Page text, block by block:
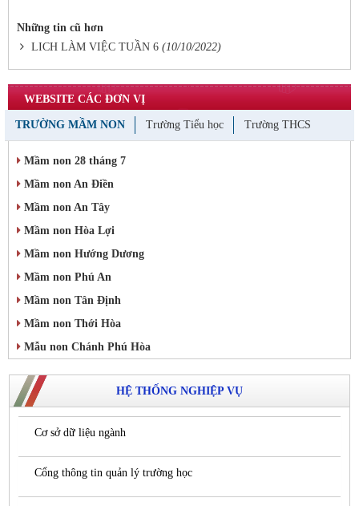
Những tin cũ hơn
LICH LÀM VIỆC TUẦN 6 (10/10/2022)
WEBSITE CÁC ĐƠN VỊ
TRƯỜNG MẦM NON Trường Tiểu học Trường THCS
Mầm non 28 tháng 7
Mầm non An Điền
Mầm non An Tây
Mầm non Hòa Lợi
Mầm non Hướng Dương
Mầm non Phú An
Mầm non Tân Định
Mầm non Thới Hòa
Mẫu non Chánh Phú Hòa
HỆ THỐNG NGHIỆP VỤ
Cơ sở dữ liệu ngành
Cổng thông tin quản lý trường học